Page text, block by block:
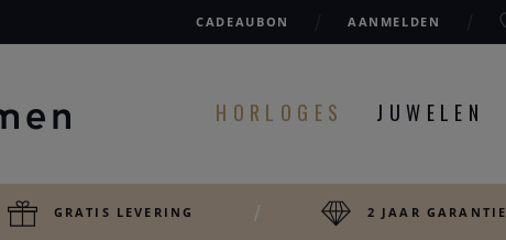
CADEAUBON AANMELDEN
HORLOGES JUWELEN
GRATIS LEVERING 2 JAAR GARANTIE